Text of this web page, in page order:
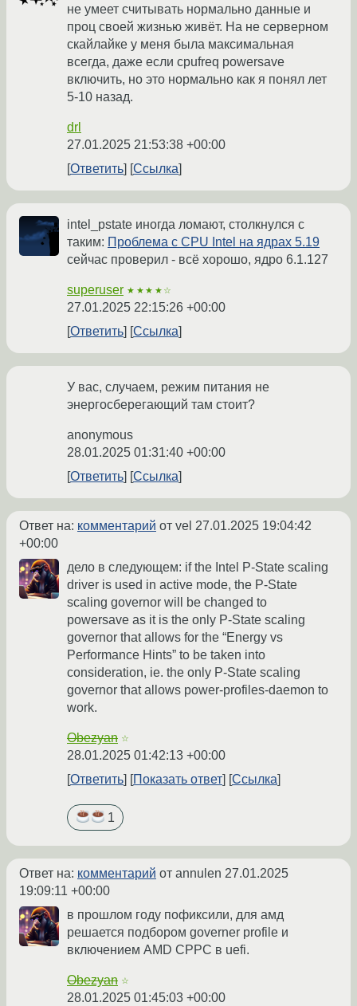
не умеет считывать нормально данные и
проц своей жизнью живёт. На не серверном
скайлайке у меня была максимальная
всегда, даже если cpufreq powersave
включить, но это нормально как я понял лет
5-10 назад.
drl
27.01.2025 21:53:38 +00:00
Ответить
Ссылка
intel_pstate иногда ломают, столкнулся с
таким: Проблема с CPU Intel на ядрах 5.19
сейчас проверил - всё хорошо, ядро 6.1.127
superuser ★★★★☆
27.01.2025 22:15:26 +00:00
Ответить
Ссылка
У вас, случаем, режим питания не
энергосберегающий там стоит?
anonymous
28.01.2025 01:31:40 +00:00
Ответить
Ссылка
Ответ на: комментарий от vel 27.01.2025 19:04:42
+00:00
дело в следующем: if the Intel P-State scaling
driver is used in active mode, the P-State
scaling governor will be changed to
powersave as it is the only P-State scaling
governor that allows for the “Energy vs
Performance Hints” to be taken into
consideration, ie. the only P-State scaling
governor that allows power-profiles-daemon to
work.
Obezyan ☆
28.01.2025 01:42:13 +00:00
Ответить
Показать ответ Ссылка
1
Ответ на: комментарий от annulen 27.01.2025
19:09:11 +00:00
в прошлом году пофиксили, для амд
решается подбором governer profile и
включением AMD CPPC в uefi.
Obezyan ☆
28.01.2025 01:45:03 +00:00